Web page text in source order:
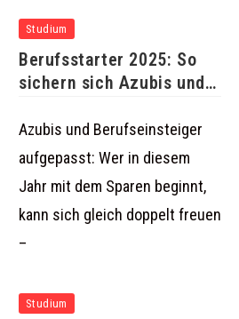
Studium
Berufsstarter 2025: So
sichern sich Azubis und
Azubis und Berufseinsteiger
aufgepasst: Wer in diesem
Jahr mit dem Sparen beginnt,
kann sich gleich doppelt freuen
–
Studium